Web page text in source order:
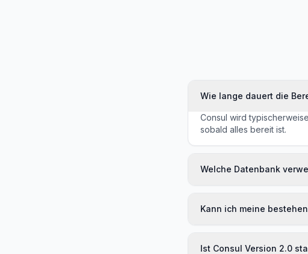
Wie lange dauert die
Consul wird
sobald alles bereit ist.
Welche Datenbank
Kann ich meine
Ist Consul Version 2.0